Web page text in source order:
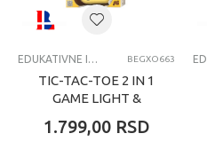
EDUKATIVNE IGRAČKE ZA DECU BEGXO663
TIC-TAC-TOE 2 IN 1
GAME LIGHT &
1.799,00 RSD